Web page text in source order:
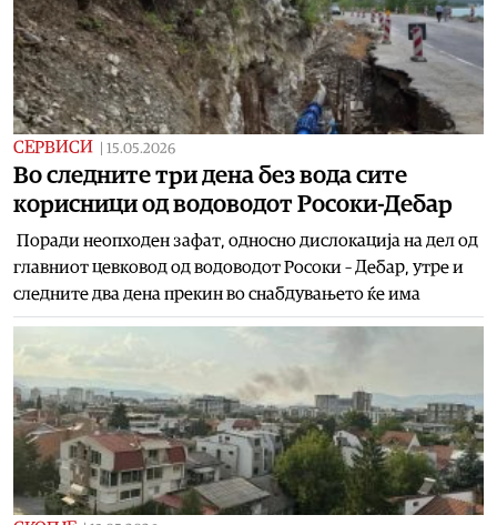
СЕРВИСИ 15.05.2026
Во следните три дена без вода сите
корисници од водоводот Росоки-Дебар
Поради неопходен зафат, односно дислокација на дел од
главниот цевковод од водоводот Росоки – Дебар, утре и
следните два дена прекин во снабдувањето ќе има